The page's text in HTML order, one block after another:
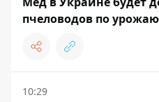
пчеловодов по урожаю
10:29